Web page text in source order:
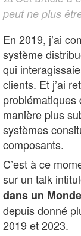
peut ne plus
En 2019, j’ai
système
qui
clients. Et j’ai
problématiques
manière plus
systèmes
composants.
C’est à ce
sur un talk
dans un
depuis donné
2019 et 2023.